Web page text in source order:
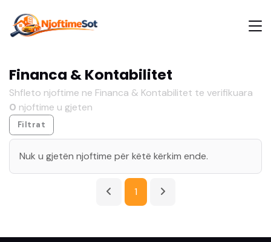
Financa & Kontabilitet
Shfleto njoftime ne Financa & Kontabilitet te verifikuara
0 njoftime u gjeten
Filtrat
Nuk u gjetën njoftime për këtë kërkim ende.
1